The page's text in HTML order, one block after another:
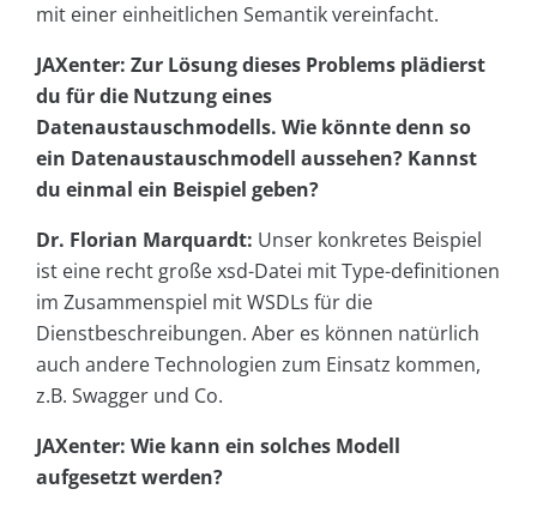
mit einer einheitlichen Semantik vereinfacht.
JAXenter: Zur Lösung dieses Problems plädierst
du für die Nutzung eines
Datenaustauschmodells. Wie könnte denn so
ein Datenaustauschmodell aussehen? Kannst
du einmal ein Beispiel geben?
Dr. Florian Marquardt: Unser konkretes Beispiel
ist eine recht große xsd-Datei mit Type-definitionen
im Zusammenspiel mit WSDLs für die
Dienstbeschreibungen. Aber es können natürlich
auch andere Technologien zum Einsatz kommen,
z.B. Swagger und Co.
JAXenter: Wie kann ein solches Modell
aufgesetzt werden?